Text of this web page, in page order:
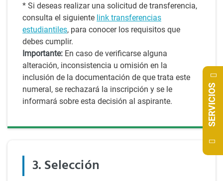
* Si deseas realizar una solicitud de transferencia,
consulta el siguiente link transferencias
estudiantiles, para conocer los requisitos que
debes cumplir.
Importante: En caso de verificarse alguna
alteración, inconsistencia u omisión en la
inclusión de la documentación de que trata este
numeral, se rechazará la inscripción y se le
informará sobre esta decisión al aspirante.
3. Selección
SERVICIOS